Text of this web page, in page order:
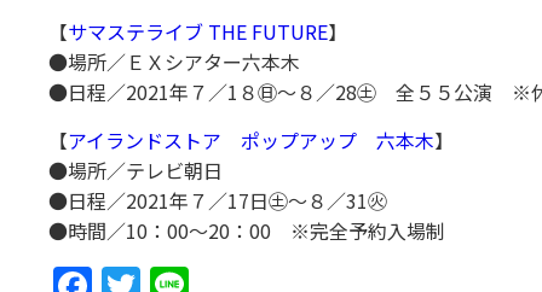
【サマステライブ THE FUTURE】
●場所／ＥＸシアター六本木
●日程／2021年７／1８㊐～８／28㊏ 全５５公演 ※
【アイランドストア ポップアップ 六本木】
●場所／テレビ朝日
●日程／2021年７／17日㊏～８／31㊋
●時間／10：00～20：00 ※完全予約入場制